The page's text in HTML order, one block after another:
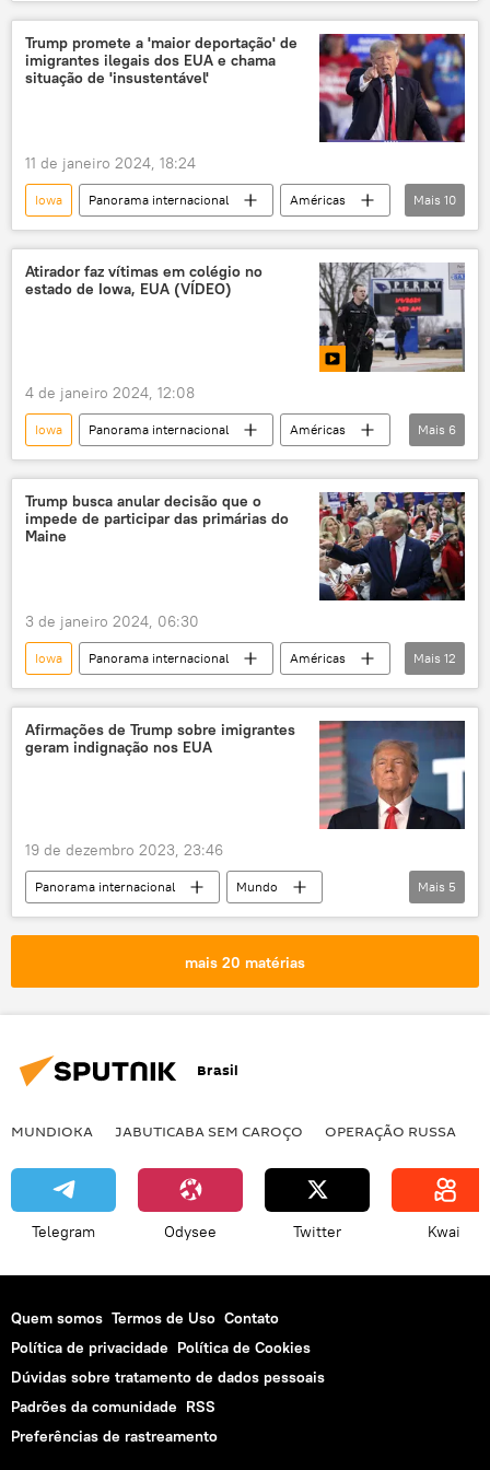
Donald Trump
Ron DeSantis
Nikki Haley
Flórida
Estados Unidos
Partido Republicano
Eleições nos EUA
Trump promete a 'maior deportação' de
imigrantes ilegais dos EUA e chama
situação de 'insustentável'
11 de janeiro 2024, 18:24
Iowa Panorama internacional
Américas
Estados Unidos
Donald Trump
Nova York
Mark Adams
Mundo
imigrantes ilegais
deportação
Mais 10
Atirador faz vítimas em colégio no
estado de Iowa, EUA (VÍDEO)
4 de janeiro 2024, 12:08
Iowa Panorama internacional
Américas
Estados Unidos
tiroteios em escolas dos EUA
crime
escola EUA
Mais 6
Trump busca anular decisão que o
impede de participar das primárias do
Maine
3 de janeiro 2024, 06:30
Iowa Panorama internacional
Américas
EUA
Donald Trump
Joe Biden
Ron DeSantis
Maine
Colorado
Financial Times
Senado dos EUA
Mais 12
Afirmações de Trump sobre imigrantes
geram indignação nos EUA
19 de dezembro 2023, 23:46
Panorama internacional
Mundo
Donald Trump
Adolf Hitler
América do Sul
Mais 5
mais 20 matérias
Brasil
MUNDIOKA JABUTICABA SEM CAROÇO OPERAÇÃO RUSSA
Telegram Odysee Twitter Kwai
Quem somos Termos de Uso Contato
Política de privacidade Política de Cookies
Dúvidas sobre tratamento de dados pessoais
Padrões da comunidade RSS
Preferências de rastreamento